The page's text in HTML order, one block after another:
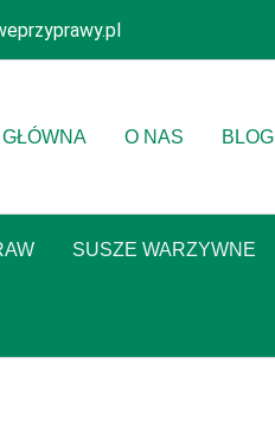
O NAS BLOG
SUSZE WARZYWNE